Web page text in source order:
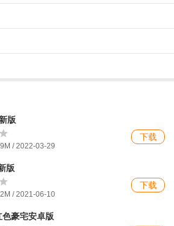
版
/ 2022-03-29
下载
版
/ 2021-06-10
下载
豪宅安卓版